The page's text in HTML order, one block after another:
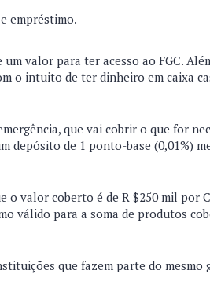
empréstimo.
valor para ter acesso ao FGC.
o intuito de ter dinheiro em caixa
que vai cobrir o que for
depósito de 1 ponto-base (0,01%)
o valor coberto é de R $250 mil por
válido para a soma de produtos
que fazem parte do mesmo